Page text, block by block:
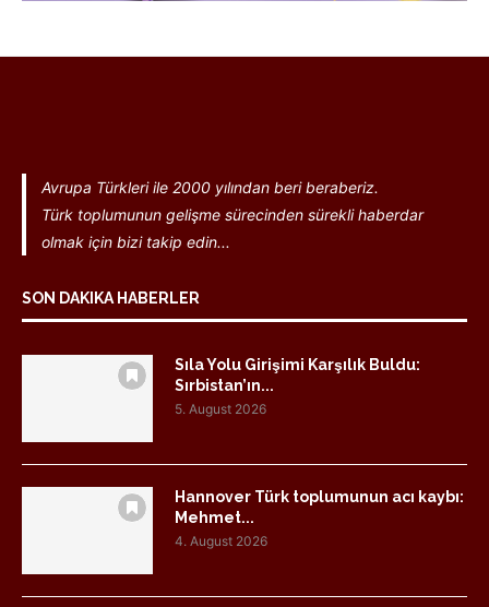
Avrupa Türkleri ile 2000 yılından beri beraberiz.
Türk toplumunun gelişme sürecinden sürekli haberdar
olmak için bizi takip edin...
SON DAKIKA HABERLER
Sıla Yolu Girişimi Karşılık Buldu:
Sırbistan’ın...
5. August 2026
Hannover Türk toplumunun acı kaybı:
Mehmet...
4. August 2026